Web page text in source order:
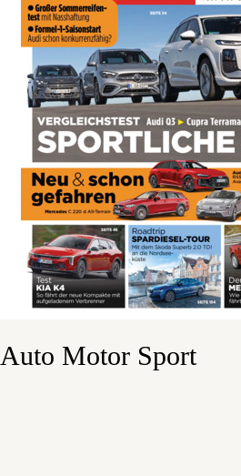
Auto Motor Sport